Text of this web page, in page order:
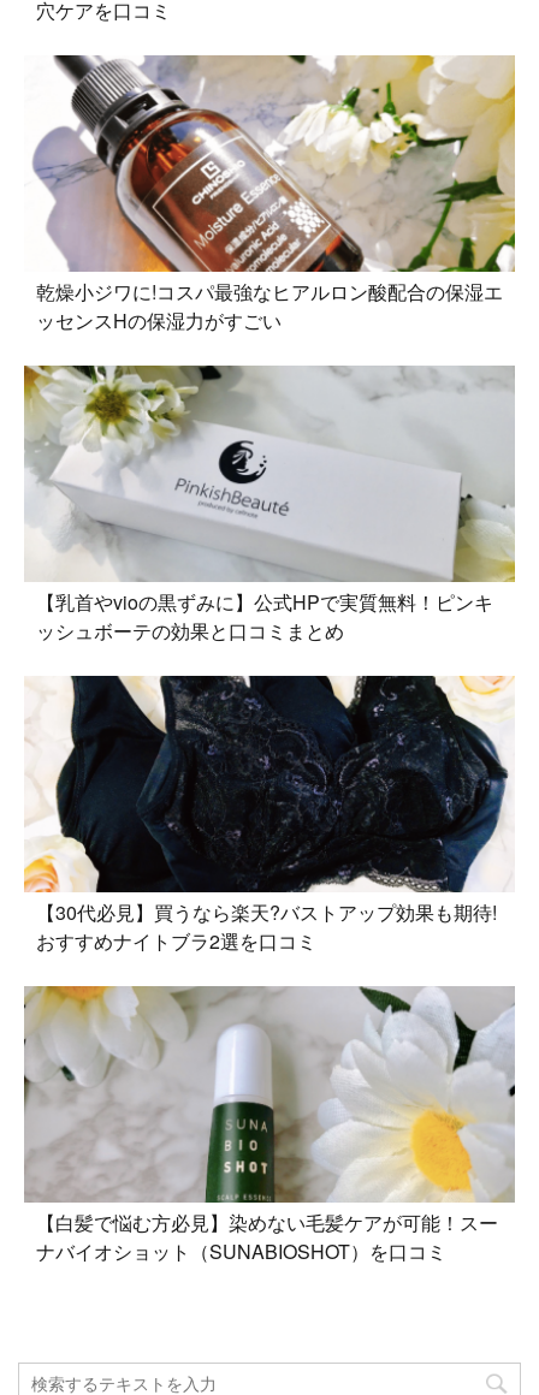
穴ケアを口コミ
乾燥小ジワに!コスパ最強なヒアルロン酸配合の保湿エ
ッセンスHの保湿力がすごい
【乳首やvioの黒ずみに】公式HPで実質無料！ピンキ
ッシュボーテの効果と口コミまとめ
【30代必見】買うなら楽天?バストアップ効果も期待!
おすすめナイトブラ2選を口コミ
【白髪で悩む方必見】染めない毛髪ケアが可能！スー
ナバイオショット（SUNABIOSHOT）を口コミ